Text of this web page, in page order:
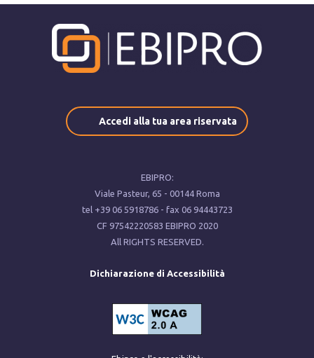
Accedi alla tua area riservata
EBIPRO:
Viale Pasteur, ‍65 - 00144 Roma
tel ‍+39 ‍06 5918786 - fax ‍06 94443723
CF ‍97542220583 EBIPRO 2020
All RIGHTS RESERVED.
Dichiarazione di Accessibilità